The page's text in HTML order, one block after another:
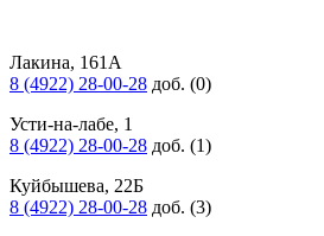
Лакина, 161А
8 (4922) 28-00-28 доб. (0)
Усти-на-лабе, 1
8 (4922) 28-00-28 доб. (1)
Куйбышева, 22Б
8 (4922) 28-00-28 доб. (3)